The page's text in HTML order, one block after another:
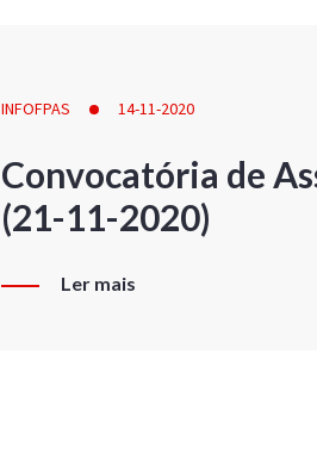
INFOFPAS 14-11-2020
Convocatória de
(21-11-2020)
Ler mais